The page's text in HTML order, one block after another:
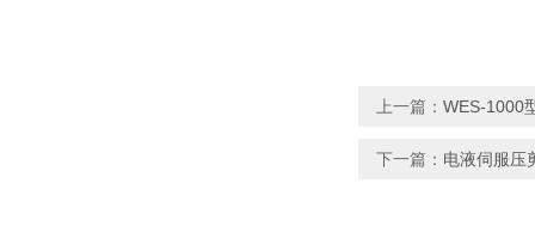
上一篇： WES-1000
下一篇： 电液伺服压